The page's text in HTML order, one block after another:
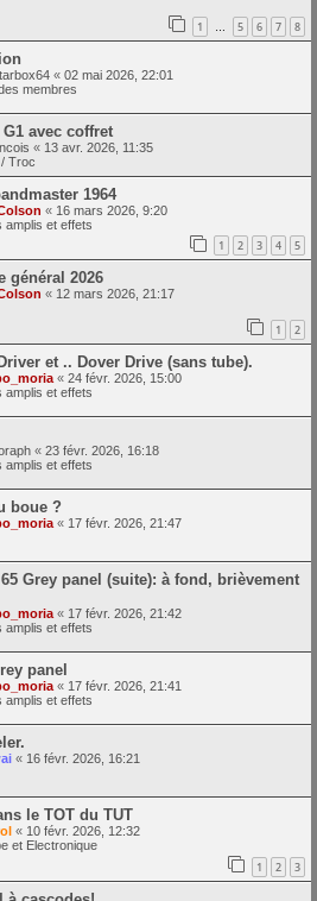
1 … 5 6 7 8
« 02 mai 2026, 22:01
membres
avec coffret
« 13 avr. 2026, 11:35
Troc
1964
« 16 mars 2026, 9:20
amplis et effets
1 2 3 4 5
général 2026
« 12 mars 2026, 21:17
1 2
et .. Dover Drive (sans tube).
« 24 févr. 2026, 15:00
amplis et effets
« 23 févr. 2026, 16:18
amplis et effets
boue ?
« 17 févr. 2026, 21:47
65 Grey panel (suite): à fond, brièvement
« 17 févr. 2026, 21:42
amplis et effets
panel
« 17 févr. 2026, 21:41
amplis et effets
« 16 févr. 2026, 16:21
le TOT du TUT
« 10 févr. 2026, 12:32
et Electronique
1 2 3